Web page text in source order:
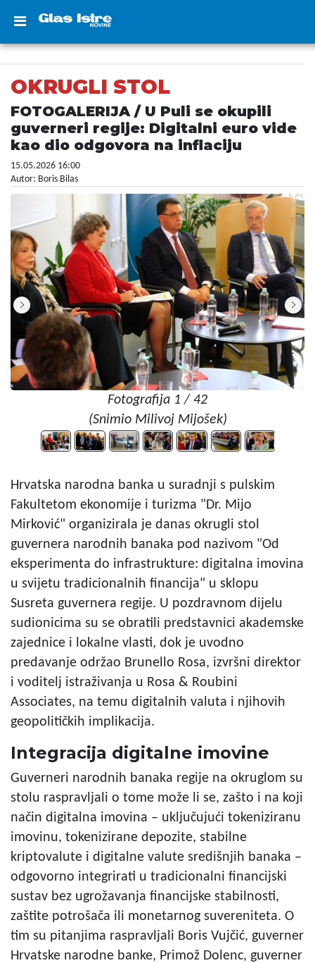
OKRUGLI STOL
FOTOGALERIJA / U Puli se okupili
guverneri regije: Digitalni euro vide
kao dio odgovora na inflaciju
15.05.2026 16:00
Autor: Boris Bilas
Fotografija 1 / 42
(Snimio Milivoj Mijošek)
Hrvatska narodna banka u suradnji s pulskim
Fakultetom ekonomije i turizma "Dr. Mijo
Mirković" organizirala je danas okrugli stol
guvernera narodnih banaka pod nazivom "Od
eksperimenta do infrastrukture: digitalna imovina
u svijetu tradicionalnih financija" u sklopu
Susreta guvernera regije. U pozdravnom dijelu
sudionicima su se obratili predstavnici akademske
zajednice i lokalne vlasti, dok je uvodno
predavanje održao Brunello Rosa, izvršni direktor
i voditelj istraživanja u Rosa & Roubini
Associates, na temu digitalnih valuta i njihovih
geopolitičkih implikacija.
Integracija digitalne imovine
Guverneri narodnih banaka regije na okruglom su
stolu raspravljali o tome može li se, zašto i na koji
način digitalna imovina – uključujući tokeniziranu
imovinu, tokenizirane depozite, stabilne
kriptovalute i digitalne valute središnjih banaka –
odgovorno integrirati u tradicionalni financijski
sustav bez ugrožavanja financijske stabilnosti,
zaštite potrošača ili monetarnog suvereniteta. O
tim su pitanjima raspravljali Boris Vujčić, guverner
Hrvatske narodne banke, Primož Dolenc, guverner